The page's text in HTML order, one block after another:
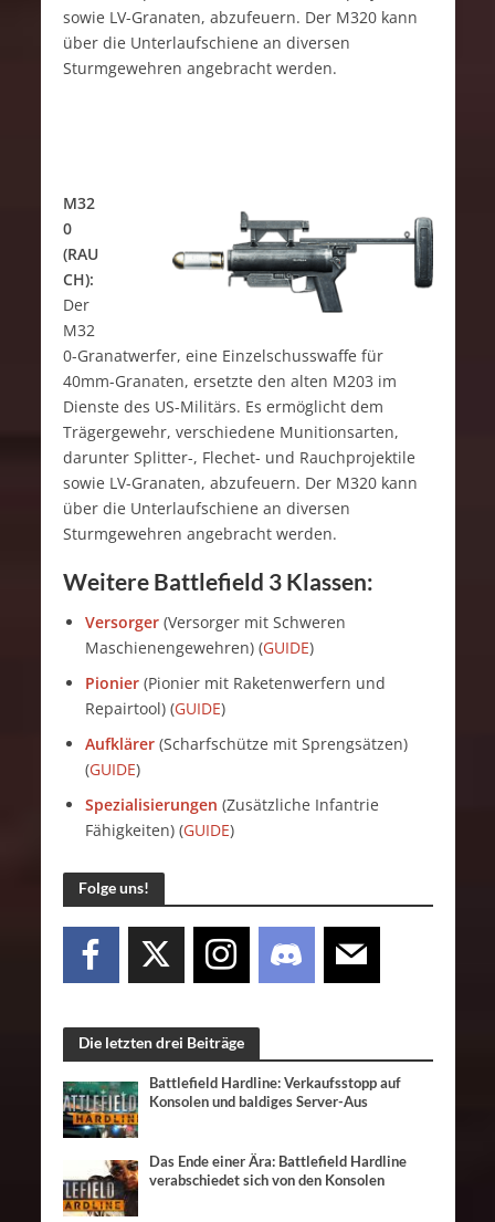
sowie LV-Granaten, abzufeuern. Der M320 kann
über die Unterlaufschiene an diversen
Sturmgewehren angebracht werden.
M32
0
(RAU
CH):
Der
M32
0-Granatwerfer, eine Einzelschusswaffe für
40mm-Granaten, ersetzte den alten M203 im
Dienste des US-Militärs. Es ermöglicht dem
Trägergewehr, verschiedene Munitionsarten,
darunter Splitter-, Flechet- und Rauchprojektile
sowie LV-Granaten, abzufeuern. Der M320 kann
über die Unterlaufschiene an diversen
Sturmgewehren angebracht werden.
Weitere Battlefield 3 Klassen:
Versorger (Versorger mit Schweren
Maschienengewehren) (GUIDE)
Pionier (Pionier mit Raketenwerfern und
Repairtool) (GUIDE)
Aufklärer (Scharfschütze mit Sprengsätzen)
(GUIDE)
Spezialisierungen (Zusätzliche Infantrie
Fähigkeiten) (GUIDE)
Folge uns!
Die letzten drei Beiträge
Battlefield Hardline: Verkaufsstopp auf
Konsolen und baldiges Server-Aus
Das Ende einer Ära: Battlefield Hardline
verabschiedet sich von den Konsolen